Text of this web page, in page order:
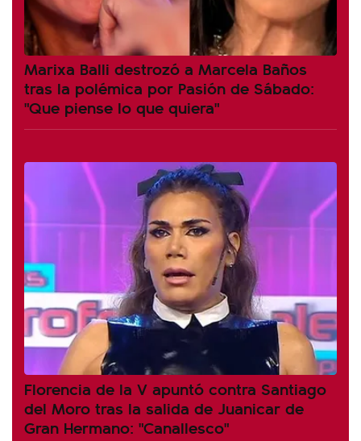
Marixa Balli destrozó a Marcela Baños
tras la polémica por Pasión de Sábado:
"Que piense lo que quiera"
Florencia de la V apuntó contra Santiago
del Moro tras la salida de Juanicar de
Gran Hermano: "Canallesco"